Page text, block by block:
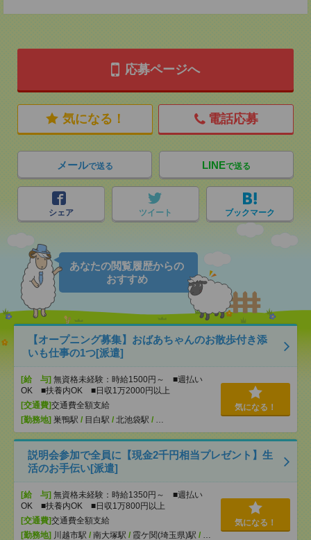
応募ページへ
気になる！ 電話応募
メールで送る LINEで送る
シェア ツイート ブックマーク
あなたの閲覧履歴からの
おすすめ
【オープニング募集】おばあちゃんのお散歩付き添
いも仕事の1つ[派遣]
[給 与] 無資格未経験：時給1500円～ ■週払い
OK ■扶養内OK ■日収1万2000円以上
[交通費]交通費全額支給
[勤務地] 巣鴨駅 / 目白駅 / 北池袋駅 / …
気になる！
説明会参加で全員に【現金2千円相当プレゼント】生
活のお手伝い[派遣]
[給 与] 無資格未経験：時給1350円～ ■週払い
OK ■扶養内OK ■日収1万800円以上
[交通費]交通費全額支給
[勤務地] 川越市駅 / 南大塚駅 / 霞ケ関(埼玉県)駅 / …
気になる！